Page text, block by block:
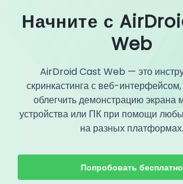
Начните с
Web
AirDroid Cast Web — это
скринкастинга с веб-
облегчить демонстрацию экрана
устройства или ПК при помощи
на разных платформах.
Попробовать бесплатно